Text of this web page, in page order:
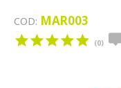
COD: MAR003
(0)